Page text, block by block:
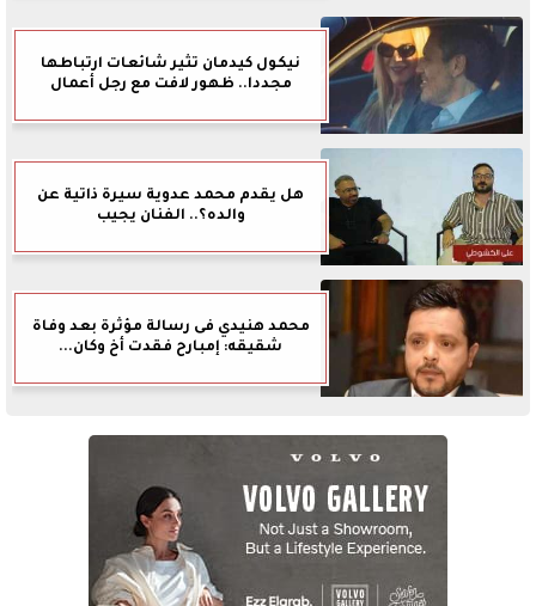
نيكول كيدمان تثير شائعات ارتباطها
مجددا.. ظهور لافت مع رجل أعمال
هل يقدم محمد عدوية سيرة ذاتية عن
والده؟.. الفنان يجيب
محمد هنيدي فى رسالة مؤثرة بعد وفاة
شقيقه: إمبارح فقدت أخ وكان...